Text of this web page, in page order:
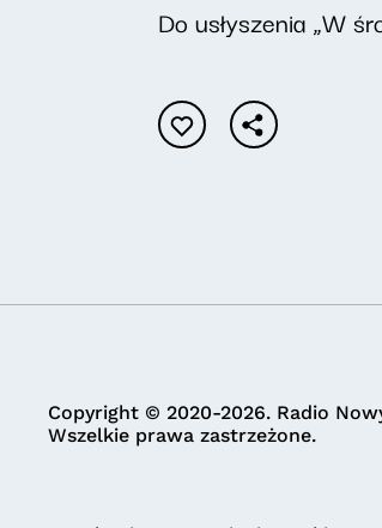
Do usłyszenia „W
Copyright © 2020-2026. Radio
Wszelkie prawa zastrzeżone.